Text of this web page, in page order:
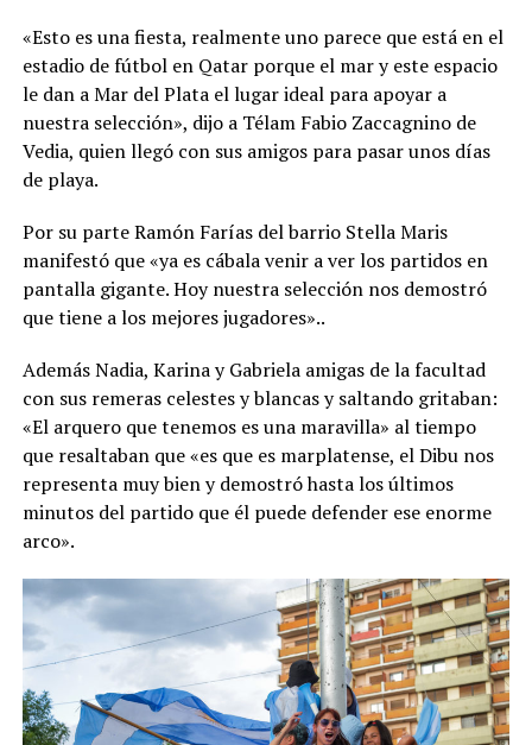
«Esto es una fiesta, realmente uno parece que está en el
estadio de fútbol en Qatar porque el mar y este espacio
le dan a Mar del Plata el lugar ideal para apoyar a
nuestra selección», dijo a Télam Fabio Zaccagnino de
Vedia, quien llegó con sus amigos para pasar unos días
de playa.
Por su parte Ramón Farías del barrio Stella Maris
manifestó que «ya es cábala venir a ver los partidos en
pantalla gigante. Hoy nuestra selección nos demostró
que tiene a los mejores jugadores»..
Además Nadia, Karina y Gabriela amigas de la facultad
con sus remeras celestes y blancas y saltando gritaban:
«El arquero que tenemos es una maravilla» al tiempo
que resaltaban que «es que es marplatense, el Dibu nos
representa muy bien y demostró hasta los últimos
minutos del partido que él puede defender ese enorme
arco».